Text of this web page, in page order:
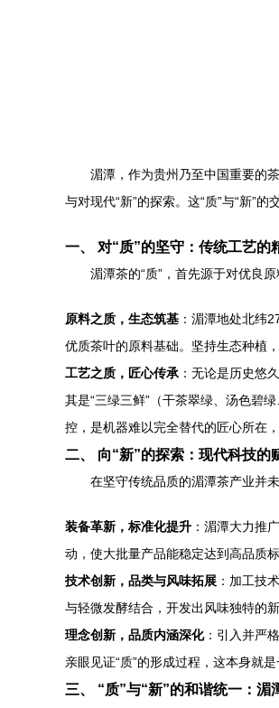
湄潭，作为贵州乃至中国重要的
与对现代“新”的探索。这“质”与“新”
一、 对“质”的坚守：传统工艺的
湄潭茶的“质”，首先源于对优良
原料之质，生态筑基 ：湄潭地处北纬
优质茶叶的原料基础。坚持生态种植
工艺之质，匠心传承 ：无论是历史悠
其是“三绿三鲜”（干茶翠绿、汤色碧
控，是机器难以完全替代的匠心所在
二、 向“新”的探索：现代科技的
在坚守传统品质的湄潭茶产业并
装备革新，标准化提升 ：湄潭大力推
动，使大批量产品能稳定达到高品质
技术创新，品类与风味拓展 ：加工技
与轻微发酵结合，开发出风味独特的
理念创新，品质内涵深化：引入并严
亲眼见证“质”的形成过程，这本身就
三、 “质”与“新”的和谐统一：湄